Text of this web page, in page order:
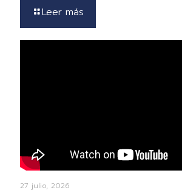
Leer más
27 julio, 2026